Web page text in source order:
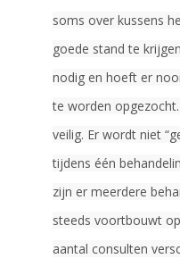
soms over kussens
goede stand te
nodig en hoeft er
te worden
veilig. Er wordt niet
tijdens één
zijn er meerdere
steeds voortbouwt
aantal consulten